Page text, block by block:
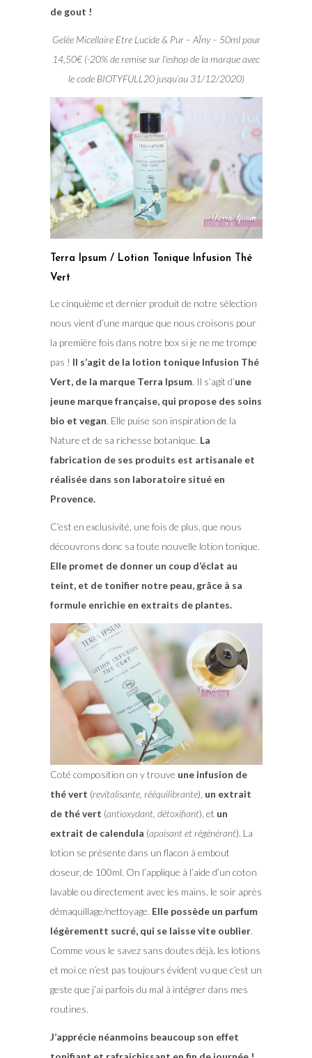
de gout !
Gelée Micellaire Etre Lucide & Pur – AÏny – 50ml pour
14,50€ (-20% de remise sur l’eshop de la marque avec
le code BIOTYFULL20 jusqu’au 31/12/2020)
Terra Ipsum / Lotion Tonique Infusion Thé
Vert
Le cinquième et dernier produit de notre sélection
nous vient d’une marque que nous croisons pour
la première fois dans notre box si je ne me trompe
pas ! Il s’agit de la lotion tonique Infusion Thé
Vert, de la marque Terra Ipsum. Il s’agit d’une
jeune marque française, qui propose des soins
bio et vegan. Elle puise son inspiration de la
Nature et de sa richesse botanique. La
fabrication de ses produits est artisanale et
réalisée dans son laboratoire situé en
Provence.
C’est en exclusivité, une fois de plus, que nous
découvrons donc sa toute nouvelle lotion tonique.
Elle promet de donner un coup d’éclat au
teint, et de tonifier notre peau, grâce à sa
formule enrichie en extraits de plantes.
Coté composition on y trouve une infusion de
thé vert (revitalisante, rééquilibrante), un extrait
de thé vert (antioxydant, détoxifiant), et un
extrait de calendula (apaisant et régénérant). La
lotion se présente dans un flacon à embout
doseur, de 100ml. On l’applique à l’aide d’un coton
lavable ou directement avec les mains, le soir après
démaquillage/nettoyage. Elle possède un parfum
légèrementt sucré, qui se laisse vite oublier.
Comme vous le savez sans doutes déjà, les lotions
et moi ce n’est pas toujours évident vu que c’est un
geste que j’ai parfois du mal à intégrer dans mes
routines.
J’apprécie néanmoins beaucoup son effet